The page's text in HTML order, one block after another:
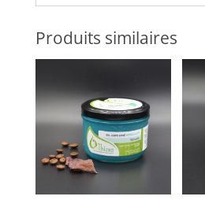
Produits similaires